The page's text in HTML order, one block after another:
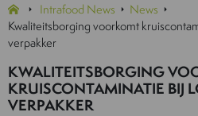
Intrafood News
News
Kwaliteitsborging voorkomt
verpakker
KWALITEITSBORGING
KRUISCONTAMINATIE BIJ
VERPAKKER